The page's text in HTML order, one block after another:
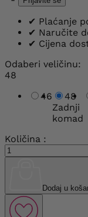
✔ Plaćanje
✔ Naručite
✔ Cijena
Odaberi veličinu:
48
46
48
Zadnji
komad
Količina :
Dodaj u